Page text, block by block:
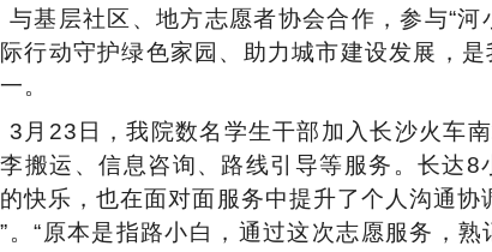
与基层社区、地方志愿者协会合作，参与“河
行动守护绿色家园、助力城市建设发展，是
。
3月23日，我院数名学生干部加入长沙火车
搬运、信息咨询、路线引导等服务。长达
快乐，也在面对面服务中提升了个人沟通
。“原本是指路小白，通过这次志愿服务，